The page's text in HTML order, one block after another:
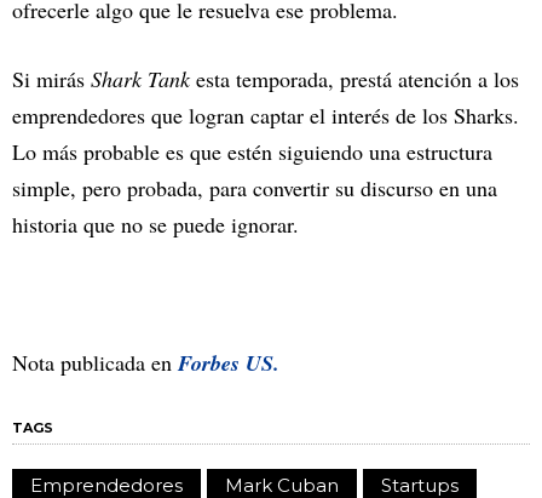
ofrecerle algo que le resuelva ese problema.
Si mirás Shark Tankesta temporada, prestá atención a los
emprendedores que logran captar el interés de los Sharks.
Lo más probable es que estén siguiendo una estructura
simple, pero probada, para convertir su discurso en una
historia que no se puede ignorar.
Nota publicada enForbes US.
TAGS
Emprendedores Mark Cuban Startups